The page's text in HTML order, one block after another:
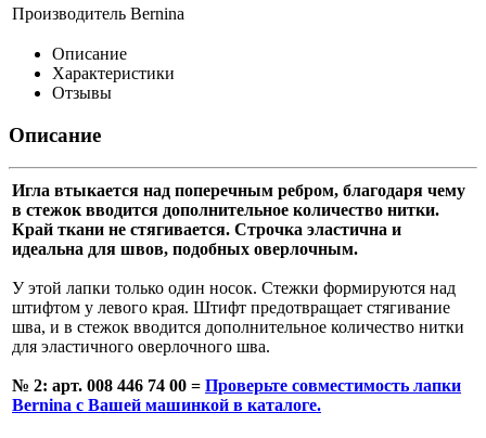
Производитель Bernina
Описание
Характеристики
Отзывы
Описание
Игла втыкается над поперечным ребром, благодаря чему
в стежок вводится дополнительное количество нитки.
Край ткани не стягивается. Строчка эластична и
идеальна для швов, подобных оверлочным.
У этой лапки только один носок. Стежки формируются над
штифтом у левого края. Штифт предотвращает стягивание
шва, и в стежок вводится дополнительное количество нитки
для эластичного оверлочного шва.
№ 2: арт. 008 446 74 00 = Проверьте совместимость лапки
Bernina с Вашей машинкой в каталоге.